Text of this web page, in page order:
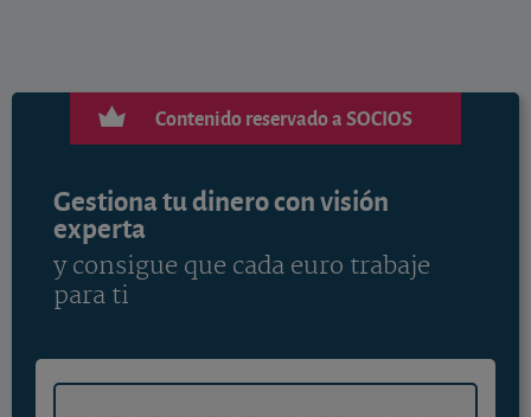
Contenido reservado a SOCIOS
Gestiona tu dinero con visión
experta
y consigue que cada euro trabaje
para ti